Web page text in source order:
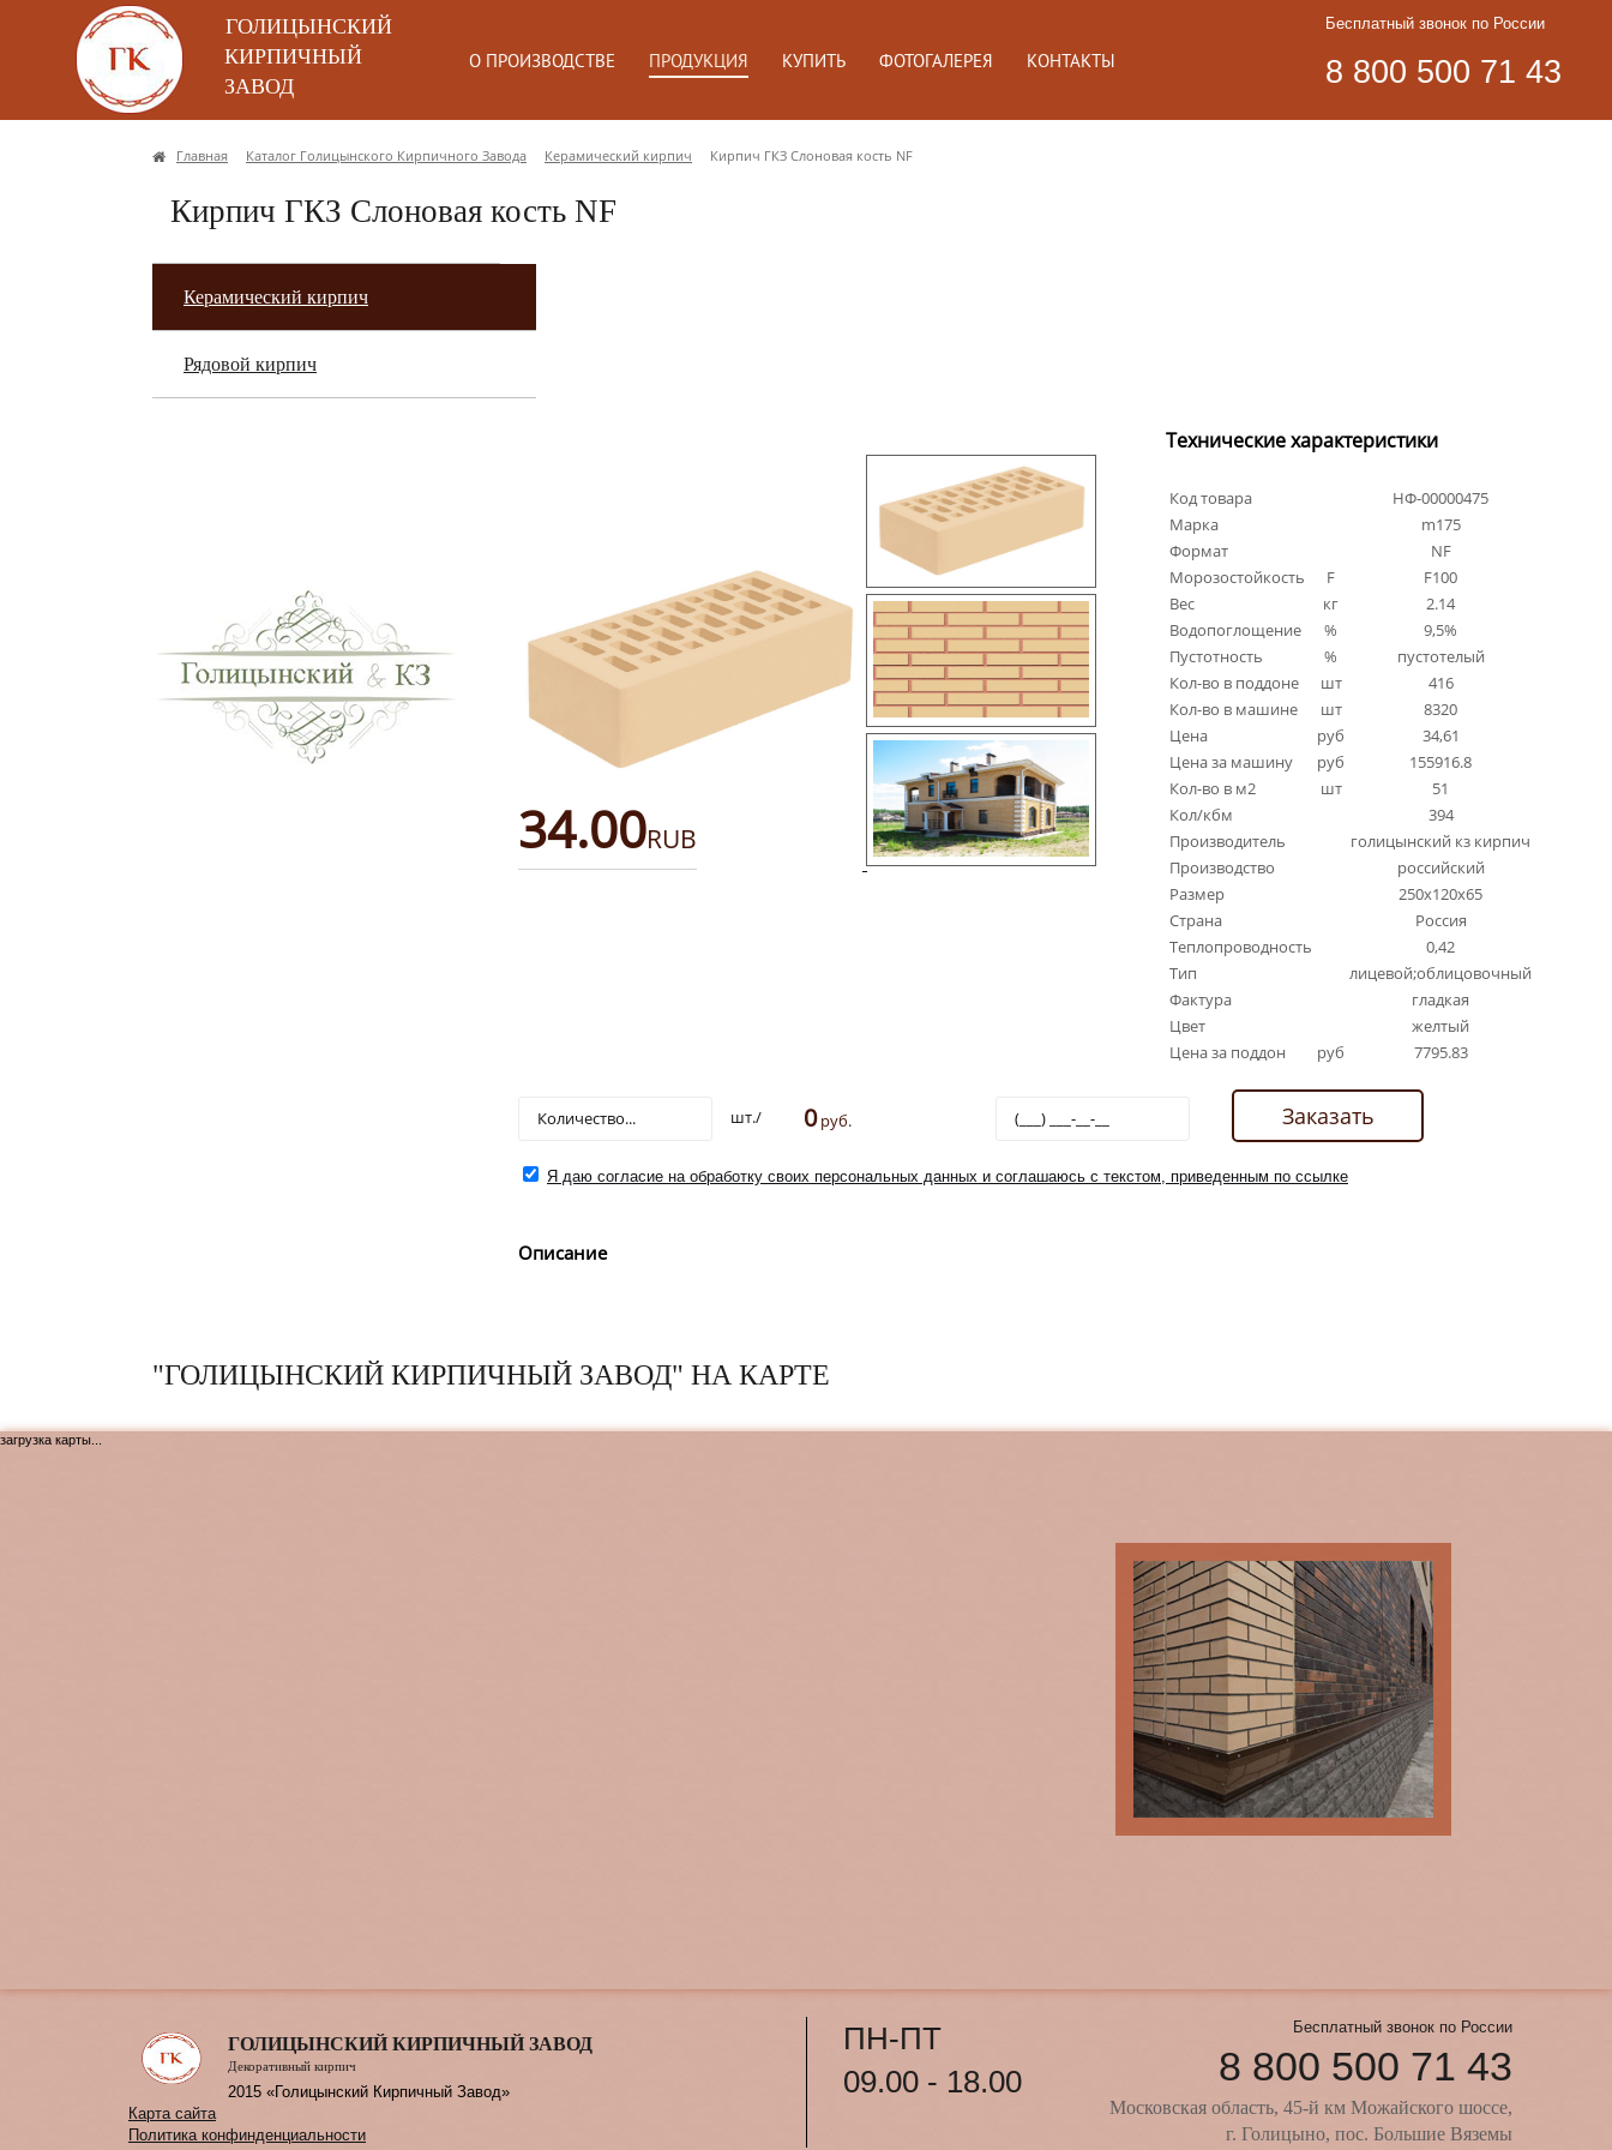
ГОЛИЦЫНСКИЙ
КИРПИЧНЫЙ
ЗАВОД
О ПРОИЗВОДСТВЕ ПРОДУКЦИЯ КУПИТЬ ФОТОГАЛЕРЕЯ КОНТАКТЫ
Бесплатный звонок по России
8 800 500 71 43
Главная Каталог Голицынского Кирпичного Завода Керамический кирпич Кирпич ГКЗ Слоновая кость NF
Кирпич ГКЗ Слоновая кость NF
Керамический кирпич
Рядовой кирпич
34.00RUB
Технические характеристики
Код товара
НФ-00000475
Марка
m175
Формат
NF
Морозостойкость
F
F100
Вес
кг
2.14
Водопоглощение
%
9,5%
Пустотность
%
пустотелый
Кол-во в поддоне
шт
416
Кол-во в машине
шт
8320
Цена
руб
34,61
Цена за машину
руб
155916.8
Кол-во в м2
шт
51
Кол/кбм
394
Производитель
голицынский кз кирпич
Производство
российский
Размер
250x120x65
Страна
Россия
Теплопроводность
0,42
Тип
лицевой;облицовочный
Фактура
гладкая
Цвет
желтый
Цена за поддон
руб 7795.83
шт./ 0руб.
Я даю согласие на обработку своих персональных данных и соглашаюсь с текстом, приведенным по ссылке
Описание
"ГОЛИЦЫНСКИЙ КИРПИЧНЫЙ ЗАВОД" НА КАРТЕ
загрузка карты...
ГОЛИЦЫНСКИЙ КИРПИЧНЫЙ ЗАВОД
Декоративный кирпич
2015 «Голицынский Кирпичный Завод»
Карта сайта
Политика конфинденциальности
ПН-ПТ
09.00 - 18.00
Бесплатный звонок по России
8 800 500 71 43
Московская область, 45-й км Можайского шоссе,
г. Голицыно, пос. Большие Вяземы